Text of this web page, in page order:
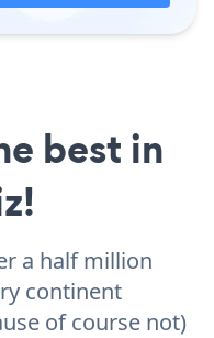
best in
a half million
continent
of course not)